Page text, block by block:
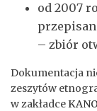
od 2007
– zbiór
Dokumentacja
zeszytów
w zakładce